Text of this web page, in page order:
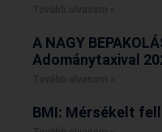
A NAGY
Adománytaxival
BMI: Mérsékelt